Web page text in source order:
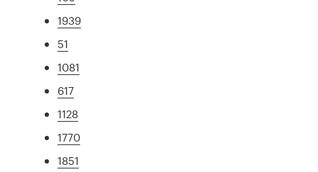
1939
51
1081
617
1128
1770
1851